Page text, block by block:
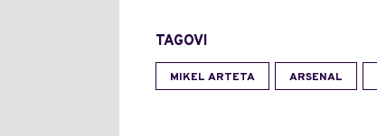
TAGOVI
MIKEL ARTETA ARSENAL